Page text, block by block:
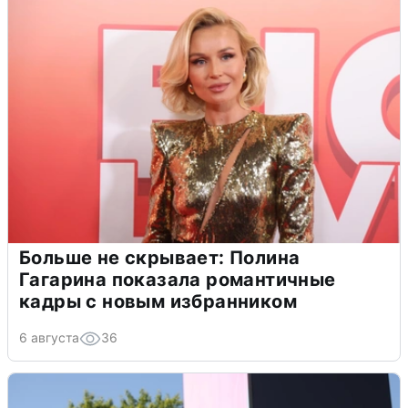
Больше не скрывает: Полина
Гагарина показала романтичные
кадры с новым избранником
6 августа 36